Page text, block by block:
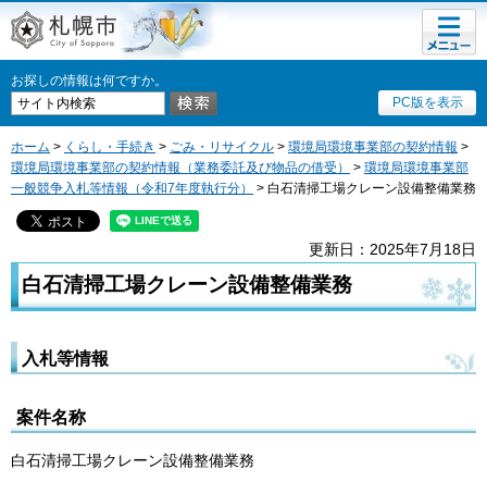
札幌市
お探しの情報は何ですか。
PC版を表示
メニュ
ー
ホーム > くらし・手続き > ごみ・リサイクル > 環境局環境事業部の契約情報 >
環境局環境事業部の契約情報（業務委託及び物品の借受）
> 環境局環境事業部
一般競争入札等情報（令和7年度執行分）
> 白石清掃工場クレーン設備整備業務
更新日：2025年7月18日
白石清掃工場クレーン設備整備業務
入札等情報
案件名称
白石清掃工場クレーン設備整備業務